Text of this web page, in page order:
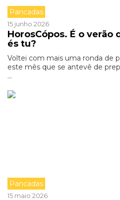
Pancadas
15 junho 2026
HorosCópos. É o verão
és tu?
Voltei com mais uma ronda de
este mês que se antevê de
...
Pancadas
15 maio 2026